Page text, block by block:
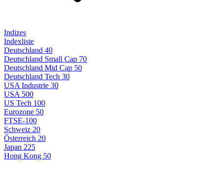
Indizes
Indexliste
Deutschland 40
Deutschland Small Cap 70
Deutschland Mid Cap 50
Deutschland Tech 30
USA Industrie 30
USA 500
US Tech 100
Eurozone 50
FTSE-100
Schweiz 20
Österreich 20
Japan 225
Hong Kong 50